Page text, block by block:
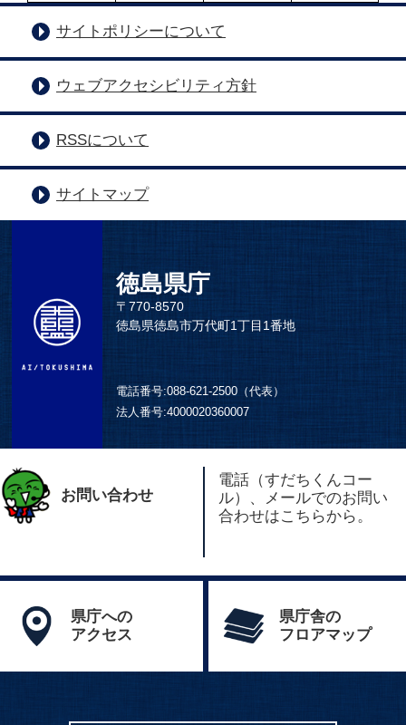
サイトポリシーについて
ウェブアクセシビリティ方針
RSSについて
サイトマップ
徳島県庁
〒770-8570
徳島県徳島市万代町1丁目1番地
電話番号:088-621-2500（代表）
法人番号:4000020360007
お問い合わせ
電話（すだちくんコー
ル）、メールでのお問い
合わせはこちらから。
県庁への
アクセス
県庁舎の
フロアマップ